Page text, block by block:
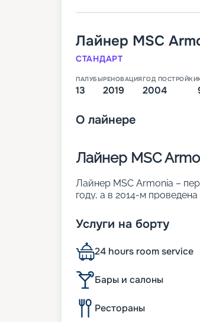
Лайнер MSC
СТАНДАРТ
ПАЛУБЫ
13
РЕНОВАЦИЯ
2019
ГОД ПОСТРОЙКИ
2004
О лайнере
Лайнер MSC
Лайнер MSC Armonia –
году, а в 2014-м
• ширина – 29 м;
• длина – 251 м;
• водоизмещение – 65 тыс.
• количество палуб – 13;
• скорость – 20,1 узла;
• общее число кают –
человек.
Услуги на борту
24 hours room service
Бары и салоны
Рестораны